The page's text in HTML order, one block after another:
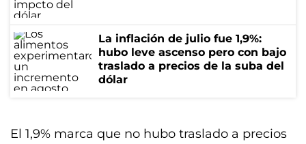
La inflación de julio fue 1,9%:
hubo leve ascenso pero con bajo
traslado a precios de la suba del
dólar
El 1,9% marca que no hubo traslado a precios